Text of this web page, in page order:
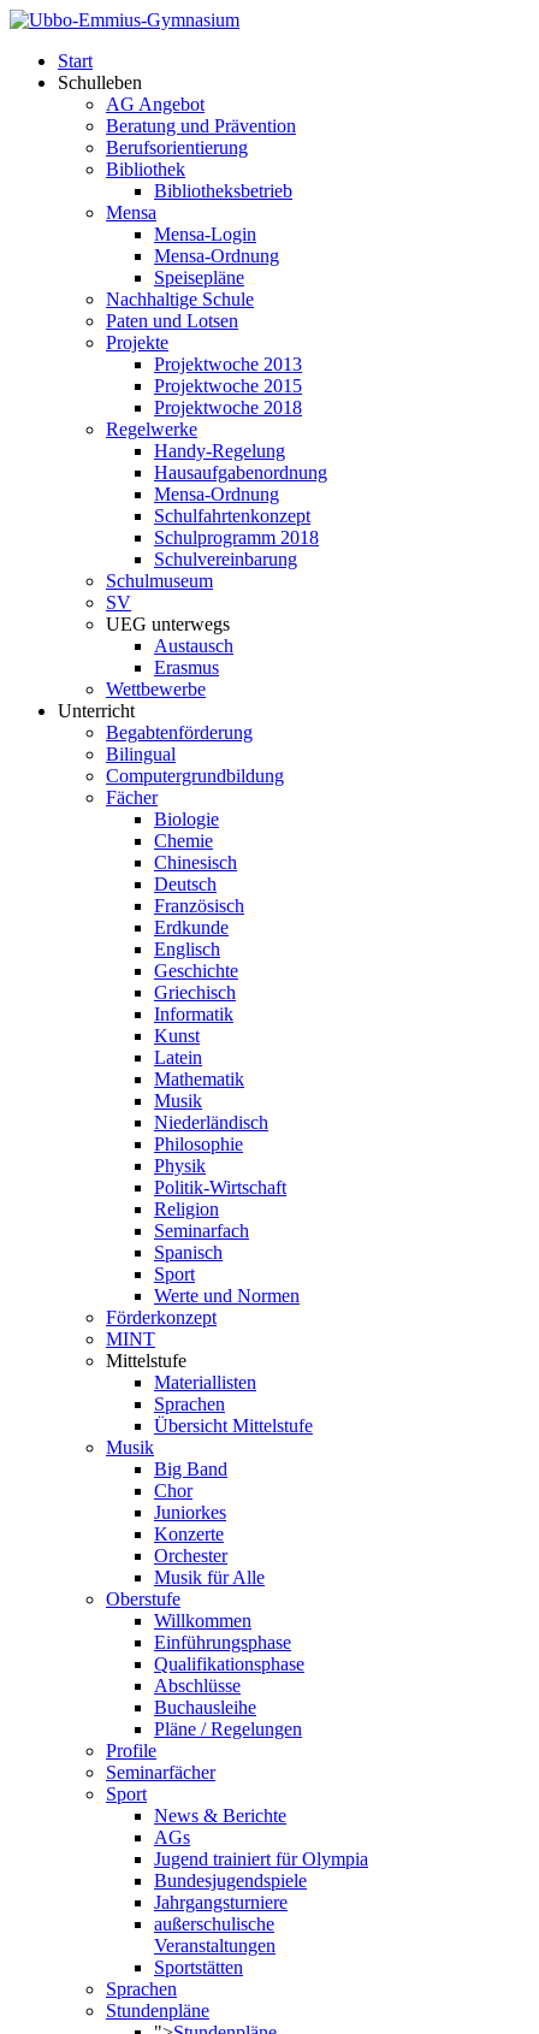
Start
Schulleben
AG Angebot
Beratung und Prävention
Berufsorientierung
Bibliothek
Bibliotheksbetrieb
Mensa
Mensa-Login
Mensa-Ordnung
Speisepläne
Nachhaltige Schule
Paten und Lotsen
Projekte
Projektwoche 2013
Projektwoche 2015
Projektwoche 2018
Regelwerke
Handy-Regelung
Hausaufgabenordnung
Mensa-Ordnung
Schulfahrtenkonzept
Schulprogramm 2018
Schulvereinbarung
Schulmuseum
SV
UEG unterwegs
Austausch
Erasmus
Wettbewerbe
Unterricht
Begabtenförderung
Bilingual
Computergrundbildung
Fächer
Biologie
Chemie
Chinesisch
Deutsch
Französisch
Erdkunde
Englisch
Geschichte
Griechisch
Informatik
Kunst
Latein
Mathematik
Musik
Niederländisch
Philosophie
Physik
Politik-Wirtschaft
Religion
Seminarfach
Spanisch
Sport
Werte und Normen
Förderkonzept
MINT
Mittelstufe
Materiallisten
Sprachen
Übersicht Mittelstufe
Musik
Big Band
Chor
Juniorkes
Konzerte
Orchester
Musik für Alle
Oberstufe
Willkommen
Einführungsphase
Qualifikationsphase
Abschlüsse
Buchausleihe
Pläne / Regelungen
Profile
Seminarfächer
Sport
News & Berichte
AGs
Jugend trainiert für Olympia
Bundesjugendspiele
Jahrgangsturniere
außerschulische
Veranstaltungen
Sportstätten
Sprachen
Stundenpläne